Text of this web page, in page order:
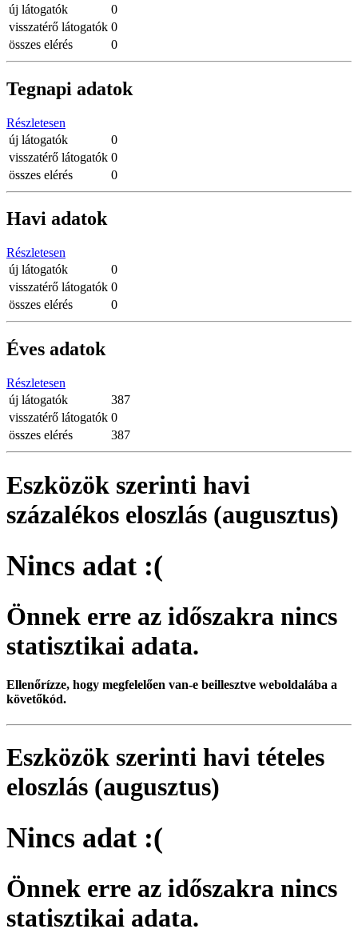
új látogatók
0
visszatérő látogatók 0
összes elérés
0
Tegnapi adatok
Részletesen
új látogatók
0
visszatérő látogatók 0
összes elérés
0
Havi adatok
Részletesen
új látogatók
0
visszatérő látogatók 0
összes elérés
0
Éves adatok
Részletesen
új látogatók
387
visszatérő látogatók 0
összes elérés
387
Eszközök szerinti havi
százalékos eloszlás (augusztus)
Nincs adat :(
Önnek erre az időszakra nincs
statisztikai adata.
Ellenőrízze, hogy megfelelően van-e beillesztve weboldalába a
követőkód.
Eszközök szerinti havi tételes
eloszlás (augusztus)
Nincs adat :(
Önnek erre az időszakra nincs
statisztikai adata.